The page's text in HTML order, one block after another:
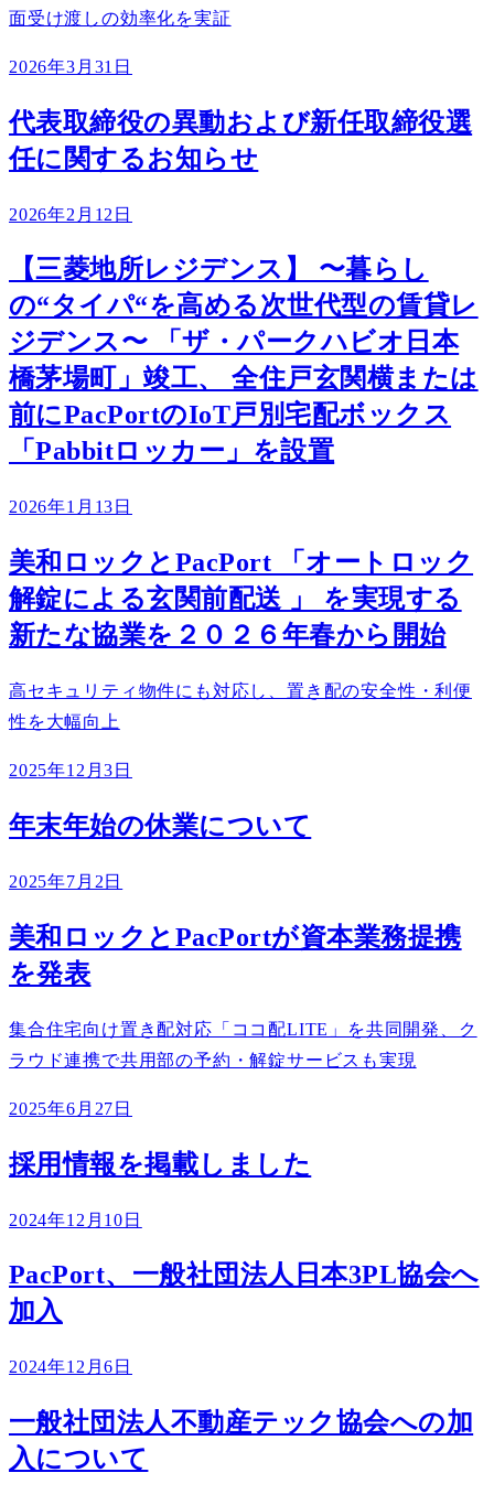
面受け渡しの効率化を実証
2026年3月31日
代表取締役の異動および新任取締役選
任に関するお知らせ
2026年2月12日
【三菱地所レジデンス】 〜暮らし
の“タイパ“を高める次世代型の賃貸レ
ジデンス〜 「ザ・パークハビオ日本
橋茅場町」竣工、 全住戸玄関横または
前にPacPortのIoT戸別宅配ボックス
「Pabbitロッカー」を設置
2026年1月13日
美和ロックとPacPort 「オートロック
解錠による玄関前配送 」 を実現する
新たな協業を２０２６年春から開始
高セキュリティ物件にも対応し、置き配の安全性・利便
性を大幅向上
2025年12月3日
年末年始の休業について
2025年7月2日
美和ロックとPacPortが資本業務提携
を発表
集合住宅向け置き配対応「ココ配LITE」を共同開発、ク
ラウド連携で共用部の予約・解錠サービスも実現
2025年6月27日
採用情報を掲載しました
2024年12月10日
PacPort、一般社団法人日本3PL協会へ
加入
2024年12月6日
一般社団法人不動産テック協会への加
入について